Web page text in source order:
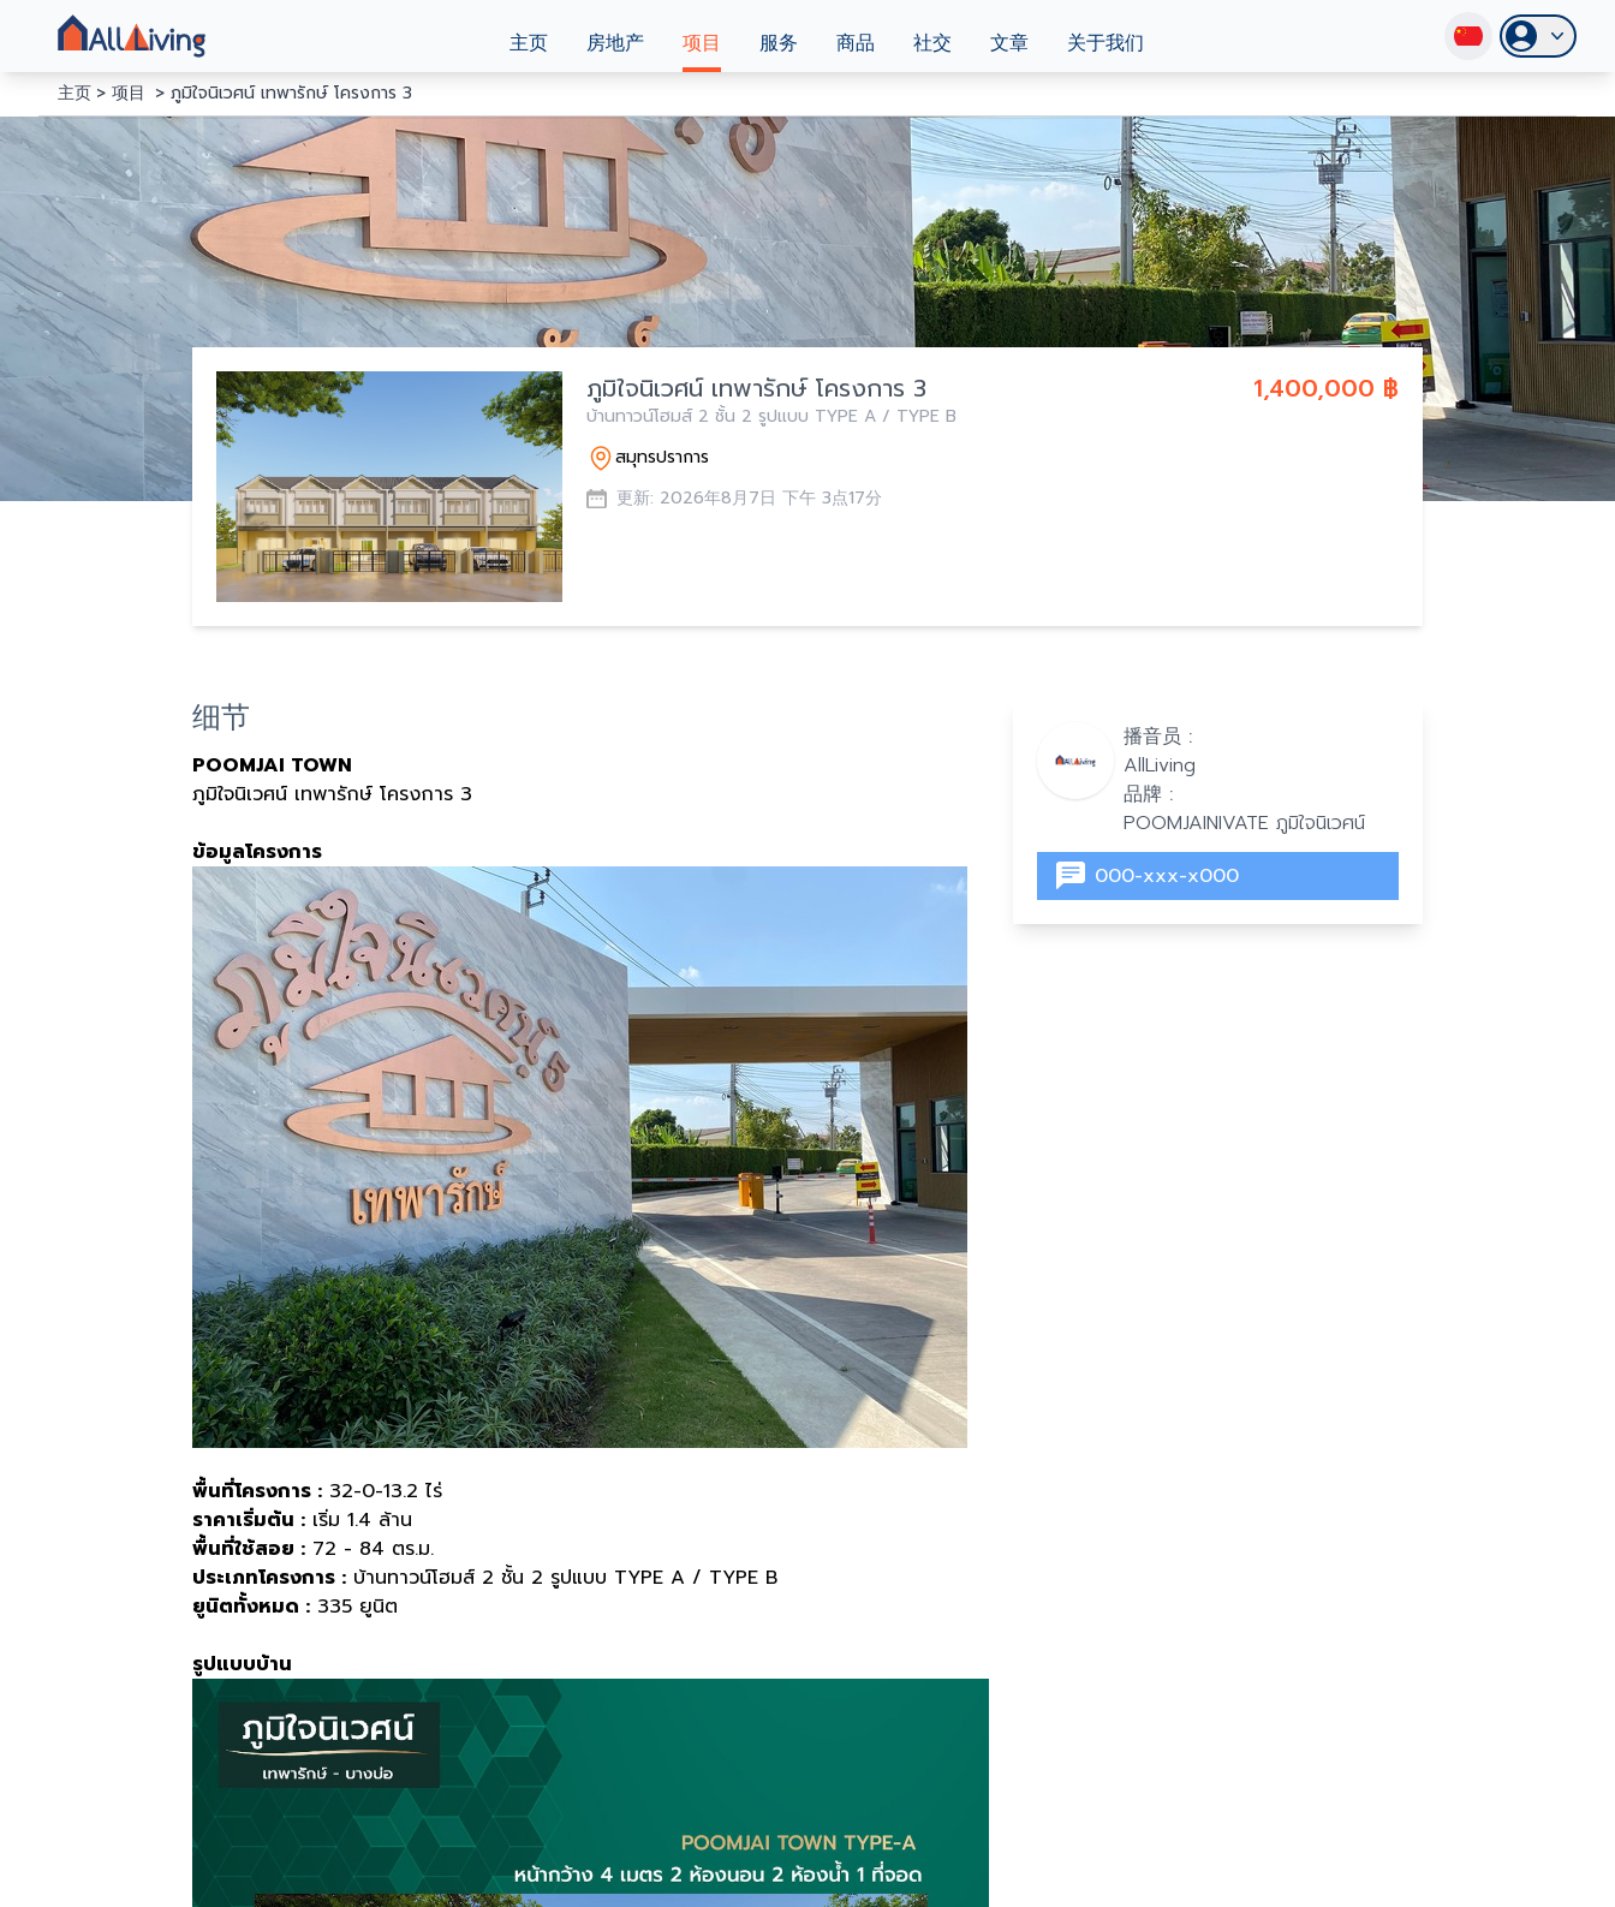
主页 房地产 项目 服务 商品 社交 文章 关于我们
主页 项目 ภูมิใจนิเวศน์ เทพารักษ์ โครงการ 3
1,400,000 ฿
ภูมิใจนิเวศน์ เทพารักษ์ โครงการ 3
บ้านทาวน์โฮมส์ 2 ชั้น 2 รูปแบบ TYPE A / TYPE B
สมุทรปราการ
更新: 2026年8月7日 下午 3点17分
细节
POOMJAI TOWN
ภูมิใจนิเวศน์ เทพารักษ์ โครงการ 3
ข้อมูลโครงการ
พื้นที่โครงการ : 32-0-13.2 ไร่
ราคาเริ่มต้น : เริ่ม 1.4 ล้าน
พื้นที่ใช้สอย : 72 - 84 ตร.ม.
ประเภทโครงการ : บ้านทาวน์โฮมส์ 2 ชั้น 2 รูปแบบ TYPE A / TYPE B
ยูนิตทั้งหมด : 335 ยูนิต
รูปแบบบ้าน
播音员 :
AllLiving
品牌 :
POOMJAINIVATE ภูมิใจนิเวศน์
000-xxx-x000